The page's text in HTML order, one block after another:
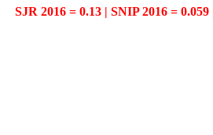
SJR 2016 = 0.13 | SNIP 2016 =